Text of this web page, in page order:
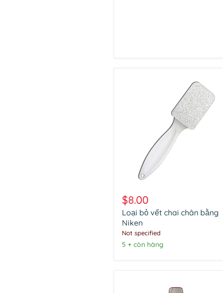
bỏ
vết
chai
chân
bằng
Niken
$8.00
Loại bỏ vết chai chân bằng
Niken
Not specified
5 + còn hàng